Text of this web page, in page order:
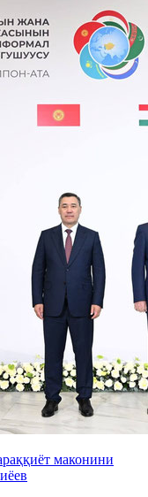
маконини